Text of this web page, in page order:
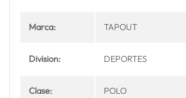
Marca: TAPOUT
Division: DEPORTES
Clase: POLO